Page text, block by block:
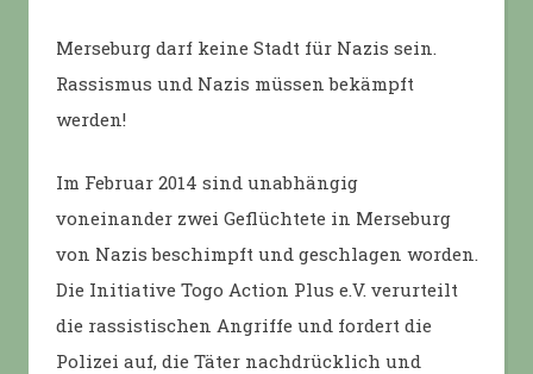
Merseburg darf keine Stadt für Nazis sein.
Rassismus und Nazis müssen bekämpft
werden!
Im Februar 2014 sind unabhängig
voneinander zwei Geflüchtete in Merseburg
von Nazis beschimpft und geschlagen worden.
Die Initiative Togo Action Plus e.V. verurteilt
die rassistischen Angriffe und fordert die
Polizei auf, die Täter nachdrücklich und